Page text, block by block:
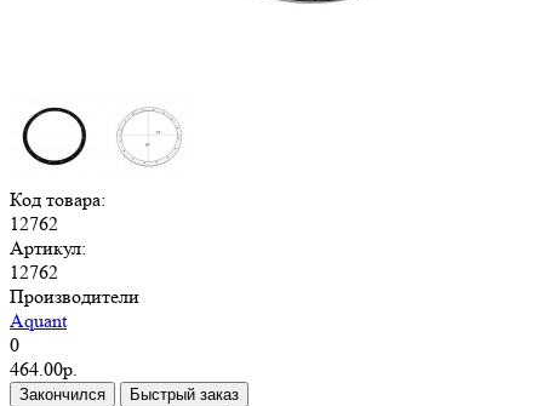
Код товара:
12762
Артикул:
12762
Производители
Aquant
0
464.00р.
Закончился
Быстрый заказ